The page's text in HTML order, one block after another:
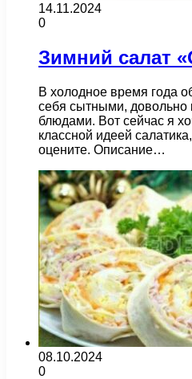
14.11.2024
0
Зимний салат
В холодное время года
себя сытными,
блюдами. Вот сейчас я
классной идеей
оцените. Описание…
08.10.2024
0